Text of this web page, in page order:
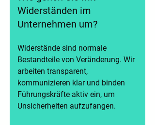
Widerständen im
Unternehmen um?
Widerstände sind normale
Bestandteile von Veränderung. Wir
arbeiten transparent,
kommunizieren klar und binden
Führungskräfte aktiv ein, um
Unsicherheiten aufzufangen.